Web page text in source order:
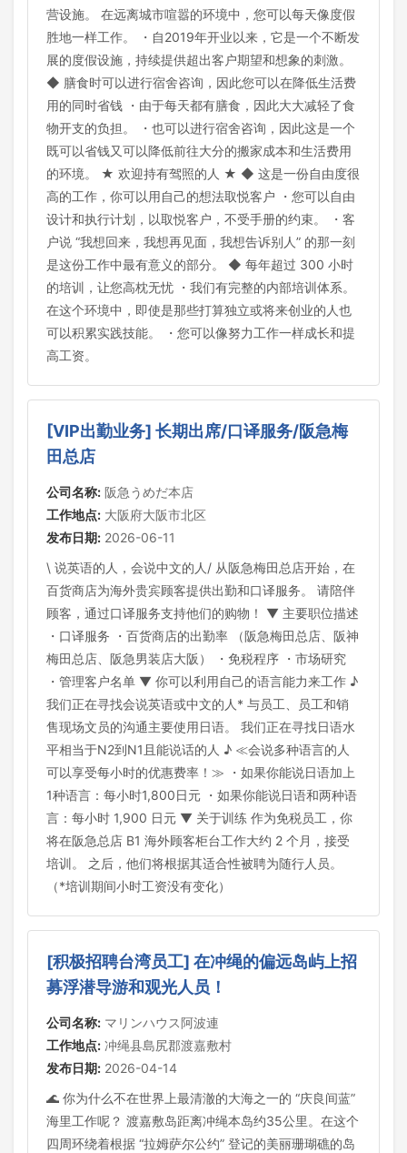
营设施。 在远离城市喧嚣的环境中，您可以每天像度假
胜地一样工作。 ・自2019年开业以来，它是一个不断发
展的度假设施，持续提供超出客户期望和想象的刺激。
◆ 膳食时可以进行宿舍咨询，因此您可以在降低生活费
用的同时省钱 ・由于每天都有膳食，因此大大减轻了食
物开支的负担。 ・也可以进行宿舍咨询，因此这是一个
既可以省钱又可以降低前往大分的搬家成本和生活费用
的环境。 ★ 欢迎持有驾照的人 ★ ◆ 这是一份自由度很
高的工作，你可以用自己的想法取悦客户 ・您可以自由
设计和执行计划，以取悦客户，不受手册的约束。 ・客
户说 “我想回来，我想再见面，我想告诉别人” 的那一刻
是这份工作中最有意义的部分。 ◆ 每年超过 300 小时
的培训，让您高枕无忧 ・我们有完整的内部培训体系。
在这个环境中，即使是那些打算独立或将来创业的人也
可以积累实践技能。 ・您可以像努力工作一样成长和提
高工资。
[VIP出勤业务] 长期出席/口译服务/阪急梅
田总店
公司名称: 阪急うめだ本店
工作地点: 大阪府大阪市北区
发布日期: 2026-06-11
\ 说英语的人，会说中文的人/ 从阪急梅田总店开始，在
百货商店为海外贵宾顾客提供出勤和口译服务。 请陪伴
顾客，通过口译服务支持他们的购物！ ▼ 主要职位描述
・口译服务 ・百货商店的出勤率 （阪急梅田总店、阪神
梅田总店、阪急男装店大阪） ・免税程序 ・市场研究
・管理客户名单 ▼ 你可以利用自己的语言能力来工作 ♪
我们正在寻找会说英语或中文的人* 与员工、员工和销
售现场文员的沟通主要使用日语。 我们正在寻找日语水
平相当于N2到N1且能说话的人 ♪ ≪会说多种语言的人
可以享受每小时的优惠费率！≫ ・如果你能说日语加上
1种语言：每小时1,800日元 ・如果你能说日语和两种语
言：每小时 1,900 日元 ▼ 关于训练 作为免税员工，你
将在阪急总店 B1 海外顾客柜台工作大约 2 个月，接受
培训。 之后，他们将根据其适合性被聘为随行人员。
（*培训期间小时工资没有变化）
[积极招聘台湾员工] 在冲绳的偏远岛屿上招
募浮潜导游和观光人员！
公司名称: マリンハウス阿波連
工作地点: 冲绳县島尻郡渡嘉敷村
发布日期: 2026-04-14
🌊 你为什么不在世界上最清澈的大海之一的 “庆良间蓝”
海里工作呢？ 渡嘉敷岛距离冲绳本岛约35公里。在这个
四周环绕着根据 “拉姆萨尔公约” 登记的美丽珊瑚礁的岛